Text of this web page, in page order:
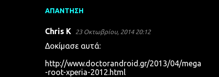
ΑΠΆΝΤΗΣΗ
Chris K 23 Οκτωβρίου, 2014 20:12
Δοκίμασε αυτά:
http://www.doctorandroid.gr/2013/04/mega
-root-xperia-2012.html